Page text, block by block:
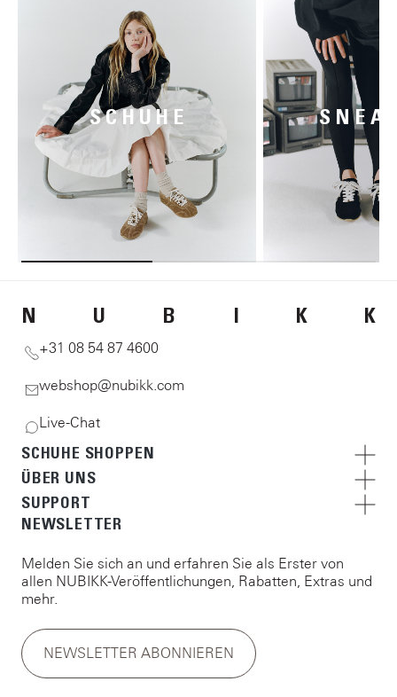
SCHUHE
N U B I K K
+31 08 54 87 4600
webshop@nubikk.com
Live-Chat
SCHUHE SHOPPEN
ÜBER UNS
SUPPORT
NEWSLETTER
Melden Sie sich an und erfahren Sie als Erster von
allen NUBIKK-Veröffentlichungen, Rabatten, Extras und
mehr.
NEWSLETTER ABONNIEREN